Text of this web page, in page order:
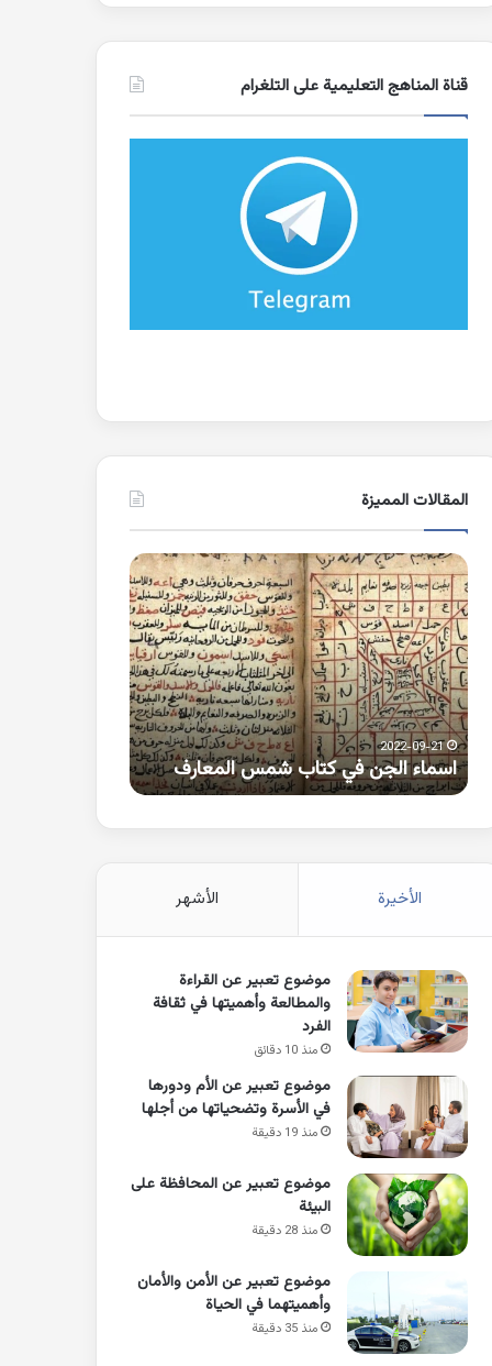
قناة المناهج التعليمية على التلغرام
المقالات المميزة
اسماء
الجن
في
كتاب
شمس
المعارف
2022-09-21
اسماء الجن في كتاب شمس المعارف
كلمات
بها
همزة
متطرفة
على
الواو
الأخيرة الأشهر
موضوع تعبير عن القراءة
والمطالعة وأهميتها في ثقافة
الفرد
منذ 10 دقائق
موضوع تعبير عن الأم ودورها
في الأسرة وتضحياتها من أجلها
منذ 19 دقيقة
موضوع تعبير عن المحافظة على
البيئة
منذ 28 دقيقة
موضوع تعبير عن الأمن والأمان
وأهميتهما في الحياة
منذ 35 دقيقة